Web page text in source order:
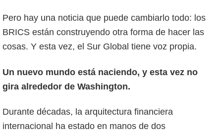
Pero hay una noticia que puede cambiarlo todo: los
BRICS están construyendo otra forma de hacer las
cosas. Y esta vez, el Sur Global tiene voz propia.
Un nuevo mundo está naciendo, y esta vez no
gira alrededor de Washington.
Durante décadas, la arquitectura financiera
internacional ha estado en manos de dos